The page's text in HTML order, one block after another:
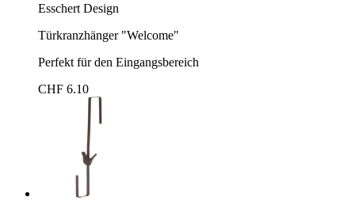
Esschert Design
Türkranzhänger "Welcome"
Perfekt für den Eingangsbereich
CHF 6.10